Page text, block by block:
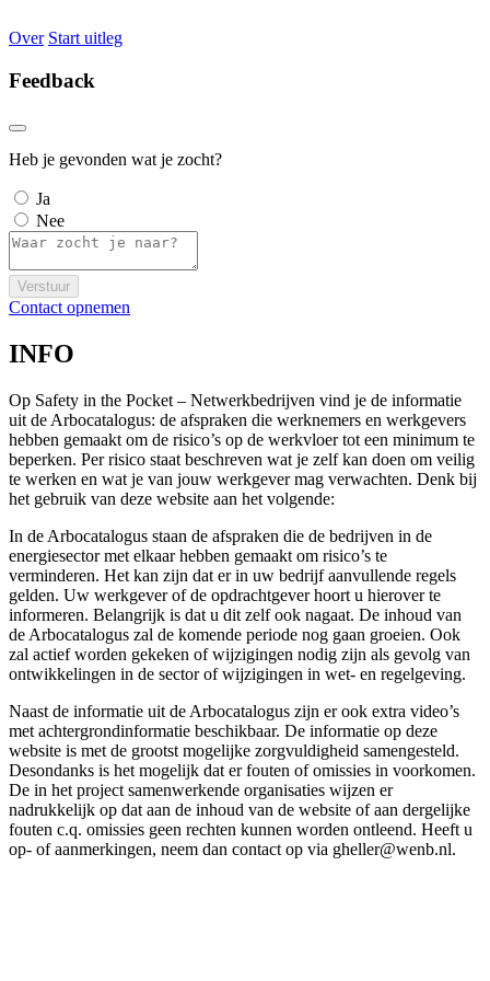
Over Start uitleg
Feedback
Heb je gevonden wat je zocht?
Ja
Nee
Verstuur
Contact opnemen
INFO
Op Safety in the Pocket – Netwerkbedrijven vind je de informatie
uit de Arbocatalogus: de afspraken die werknemers en werkgevers
hebben gemaakt om de risico’s op de werkvloer tot een minimum te
beperken. Per risico staat beschreven wat je zelf kan doen om veilig
te werken en wat je van jouw werkgever mag verwachten. Denk bij
het gebruik van deze website aan het volgende:
In de Arbocatalogus staan de afspraken die de bedrijven in de
energiesector met elkaar hebben gemaakt om risico’s te
verminderen. Het kan zijn dat er in uw bedrijf aanvullende regels
gelden. Uw werkgever of de opdrachtgever hoort u hierover te
informeren. Belangrijk is dat u dit zelf ook nagaat. De inhoud van
de Arbocatalogus zal de komende periode nog gaan groeien. Ook
zal actief worden gekeken of wijzigingen nodig zijn als gevolg van
ontwikkelingen in de sector of wijzigingen in wet- en regelgeving.
Naast de informatie uit de Arbocatalogus zijn er ook extra video’s
met achtergrondinformatie beschikbaar. De informatie op deze
website is met de grootst mogelijke zorgvuldigheid samengesteld.
Desondanks is het mogelijk dat er fouten of omissies in voorkomen.
De in het project samenwerkende organisaties wijzen er
nadrukkelijk op dat aan de inhoud van de website of aan dergelijke
fouten c.q. omissies geen rechten kunnen worden ontleend. Heeft u
op- of aanmerkingen, neem dan contact op via gheller@wenb.nl.